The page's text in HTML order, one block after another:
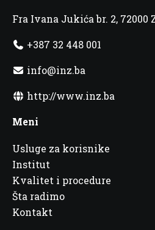
Fra Ivana Jukića br. 2, 72000
+387 32 448 001
info@inz.ba
http://www.inz.ba
Meni
Usluge za korisnike
Institut
Kvalitet i procedure
Šta radimo
Kontakt